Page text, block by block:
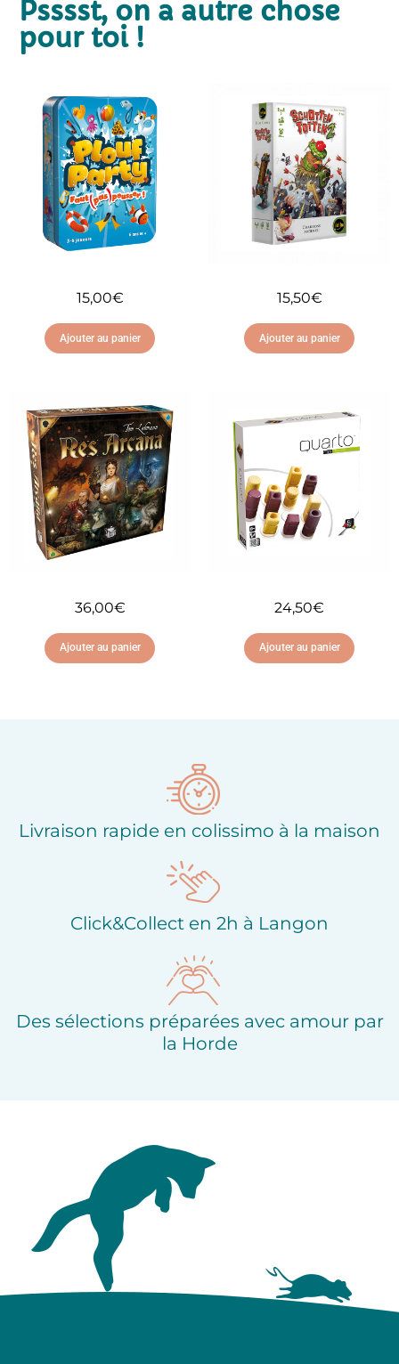
Psssst, on a autre chose
pour toi !
15,00€
Ajouter au panier
Ajouter à ma liste
d'envies
15,50€
Ajouter au panier
Ajouter à ma liste
d'envies
36,00€
Ajouter au panier
24,50€
Ajouter au panier
Livraison rapide en colissimo à la maison
Click&Collect en 2h à Langon
Des sélections préparées avec amour par
la Horde